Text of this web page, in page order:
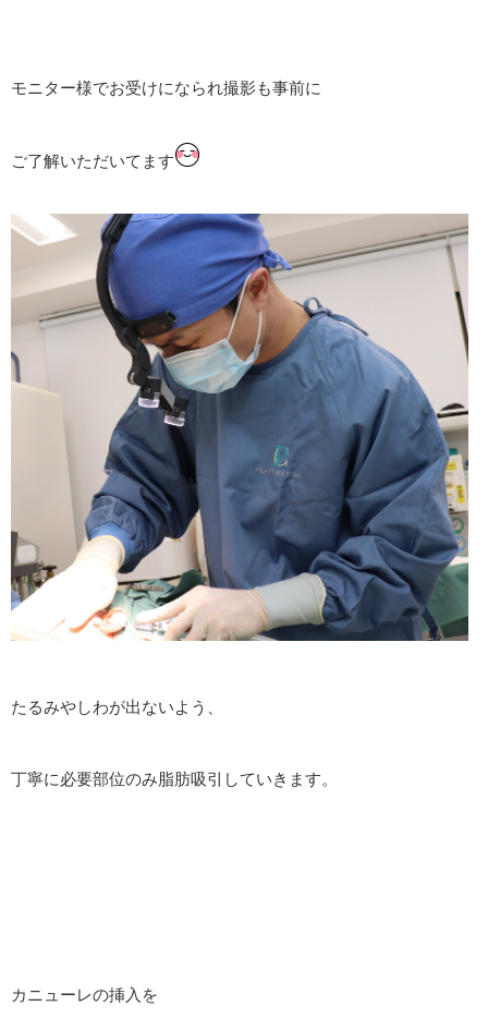
モニター様でお受けになられ撮影も事前に
ご了解いただいてます
たるみやしわが出ないよう、
丁寧に必要部位のみ脂肪吸引していきます。
カニューレの挿入を